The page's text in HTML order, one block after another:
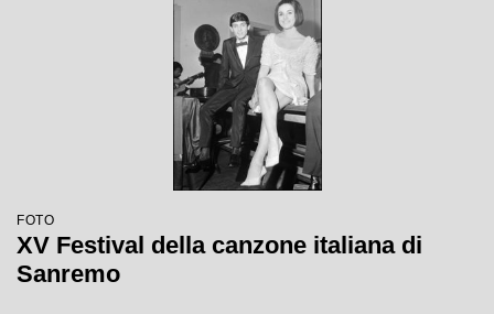
FOTO
XV Festival della canzone italiana di
Sanremo